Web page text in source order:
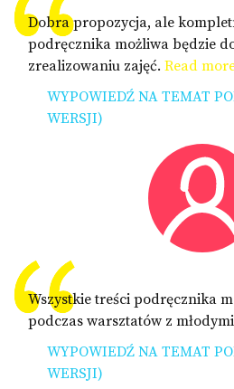
Dobra propozycja, ale
podręcznika możliwa będzie
zrealizowaniu zajęć. Read
WYPOWIEDŹ NA TEMAT
WERSJI)
Wszystkie treści podręcznika
podczas warsztatów z
WYPOWIEDŹ NA TEMAT
WERSJI)